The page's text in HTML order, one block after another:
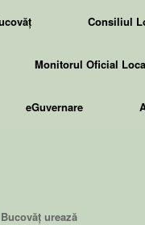
Consiliul
Monitorul Oficial
eGuvernare
urează